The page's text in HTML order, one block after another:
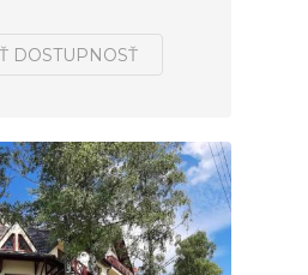
DOSTUPNOSŤ